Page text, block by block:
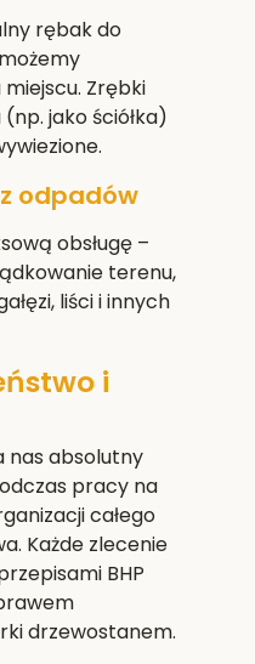
rębak do
Zrębki
jako ściółka)
odpadów
obsługę –
terenu,
liści i innych
i
nas absolutny
pracy na
całego
Każde zlecenie
BHP
drzewostanem.